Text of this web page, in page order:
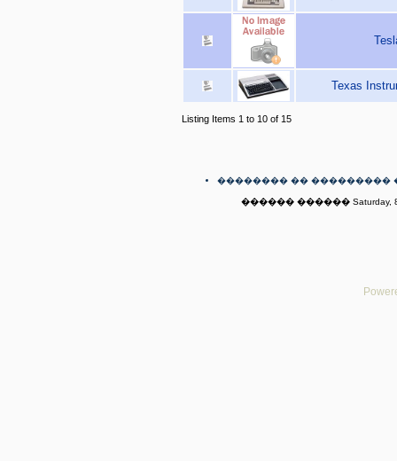
Texas
Listing Items 1 to 10 of 15
�������� �� ���������
������ ������ Saturday,